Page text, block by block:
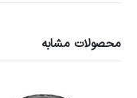
محصولات مشابه